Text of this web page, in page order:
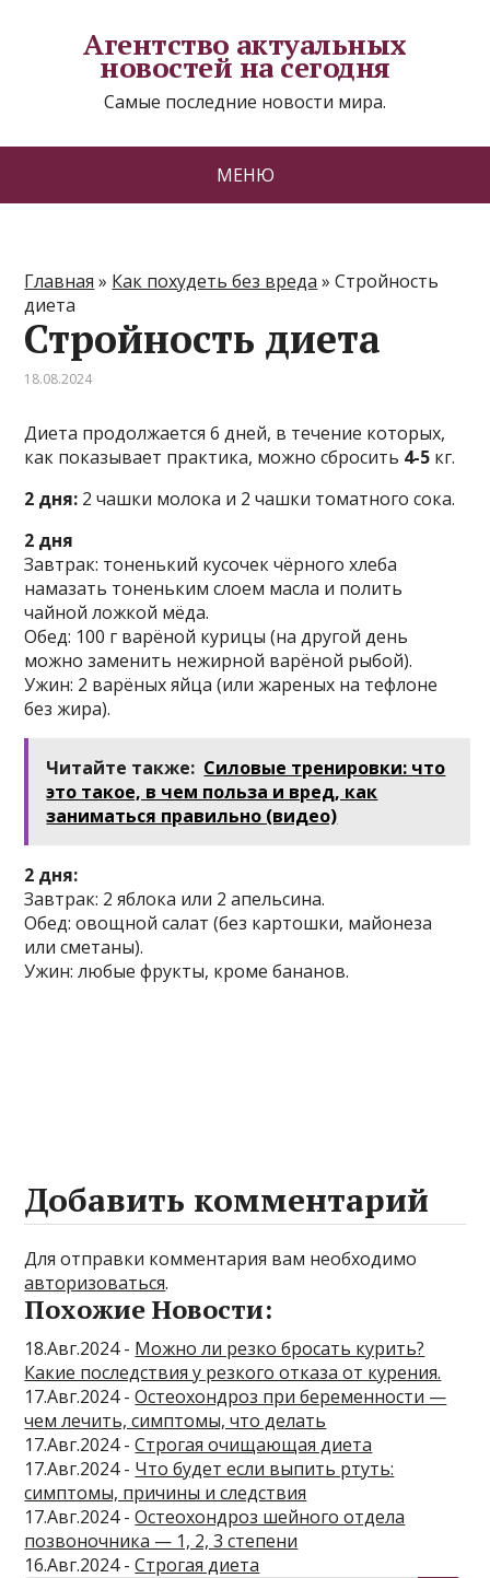
Агентство актуальных
новостей на сегодня
Самые последние новости мира.
МЕНЮ
Главная » Как похудеть без вреда »Стройность
диета
Стройность диета
18.08.2024
Диета продолжается 6 дней, в течение которых,
как показывает практика, можно сбросить 4-5 кг.
2 дня: 2 чашки молока и 2 чашки томатного сока.
2 дня
Завтрак: тоненький кусочек чёрного хлеба
намазать тоненьким слоем масла и полить
чайной ложкой мёда.
Обед: 100 г варёной курицы (на другой день
можно заменить нежирной варёной рыбой).
Ужин: 2 варёных яйца (или жареных на тефлоне
без жира).
Читайте также: Силовые тренировки: что
это такое, в чем польза и вред, как
заниматься правильно (видео)
2 дня:
Завтрак: 2 яблока или 2 апельсина.
Обед: овощной салат (без картошки, майонеза
или сметаны).
Ужин: любые фрукты, кроме бананов.
Добавить комментарий
Для отправки комментария вам необходимо
авторизоваться.
Похожие Новости:
18.Авг.2024 - Можно ли резко бросать курить?
Какие последствия у резкого отказа от курения.
17.Авг.2024 -Остеохондроз при беременности —
чем лечить, симптомы, что делать
17.Авг.2024 -Строгая очищающая диета
17.Авг.2024 - Что будет если выпить ртуть:
симптомы, причины и следствия
17.Авг.2024 -Остеохондроз шейного отдела
позвоночника — 1, 2, 3 степени
16.Авг.2024 -Строгая диета